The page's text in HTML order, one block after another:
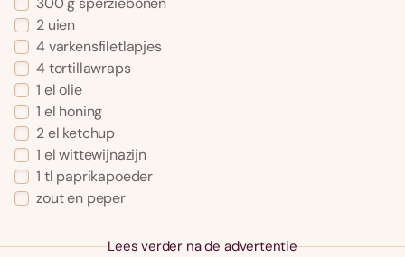
2 uien
4 varkensfiletlapjes
4 tortillawraps
1 el olie
1 el honing
2 el ketchup
1 el wittewijnazijn
1 tl paprikapoeder
zout en peper
Lees verder na de advertentie